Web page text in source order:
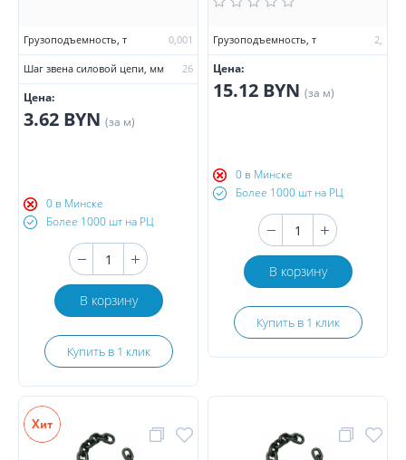
Грузоподъемность, т 0,001
Шаг звена силовой цепи, мм 26
Цена:
3.62 BYN (за м)
0 в Минске
Более 1000 шт на РЦ
В корзину
Купить в 1 клик
Грузоподъемность, т 2,
Цена:
15.12 BYN (за м)
0 в Минске
Более 1000 шт на РЦ
В корзину
Купить в 1 клик